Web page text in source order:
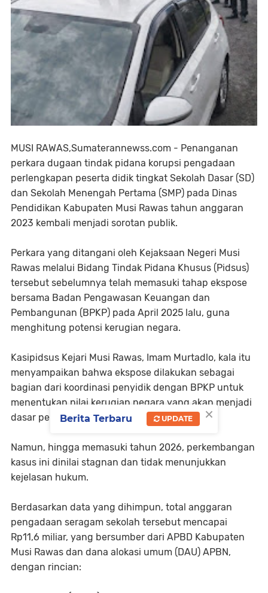
MUSI RAWAS,Sumaterannewss.com - Penanganan
perkara dugaan tindak pidana korupsi pengadaan
perlengkapan peserta didik tingkat Sekolah Dasar (SD)
dan Sekolah Menengah Pertama (SMP) pada Dinas
Pendidikan Kabupaten Musi Rawas tahun anggaran
2023 kembali menjadi sorotan publik.
Perkara yang ditangani oleh Kejaksaan Negeri Musi
Rawas melalui Bidang Tindak Pidana Khusus (Pidsus)
tersebut sebelumnya telah memasuki tahap ekspose
bersama Badan Pengawasan Keuangan dan
Pembangunan (BPKP) pada April 2025 lalu, guna
menghitung potensi kerugian negara.
Kasipidsus Kejari Musi Rawas, Imam Murtadlo, kala itu
menyampaikan bahwa ekspose dilakukan sebagai
bagian dari koordinasi penyidik dengan BPKP untuk
menentukan nilai kerugian negara yang akan menjadi
dasar penetapan tersangka.
Namun, hingga memasuki tahun 2026, perkembangan
kasus ini dinilai stagnan dan tidak menunjukkan
kejelasan hukum.
Berdasarkan data yang dihimpun, total anggaran
pengadaan seragam sekolah tersebut mencapai
Rp11,6 miliar, yang bersumber dari APBD Kabupaten
Musi Rawas dan dana alokasi umum (DAU) APBN,
dengan rincian:
×
Berita Terbaru UPDATE